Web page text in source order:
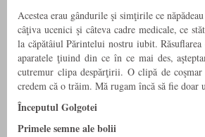
Acestea erau gândurile şi simţirile ce
câţiva ucenici şi câteva cadre medicale, ce
la căpătâiul Părintelui nostru iubit.
aparatele ţiuind din ce în ce mai des,
cutremur clipa despărţirii. O clipă de coşmar
credem că o trăim. Mă rugam încă să fie doar
Începutul Golgotei
Primele semne ale bolii